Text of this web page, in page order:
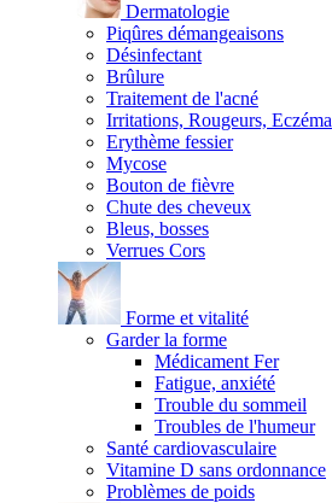
Dermatologie
Piqûres démangeaisons
Désinfectant
Brûlure
Traitement de l'acné
Irritations, Rougeurs, Eczéma
Erythème fessier
Mycose
Bouton de fièvre
Chute des cheveux
Bleus, bosses
Verrues Cors
Forme et vitalité
Garder la forme
Médicament Fer
Fatigue, anxiété
Trouble du sommeil
Troubles de l'humeur
Santé cardiovasculaire
Vitamine D sans ordonnance
Problèmes de poids